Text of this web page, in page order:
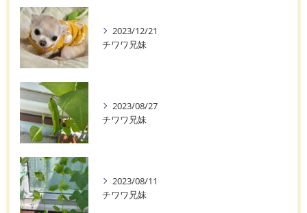
2023/12/21
チワワ兄妹
2023/08/27
チワワ兄妹
2023/08/11
チワワ兄妹